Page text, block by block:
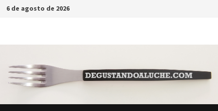
Saltar
6 de agosto de 2026